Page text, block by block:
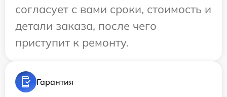
согласует с вами сроки, стоимость и
детали заказа, после чего
приступит к ремонту.
Гарантия